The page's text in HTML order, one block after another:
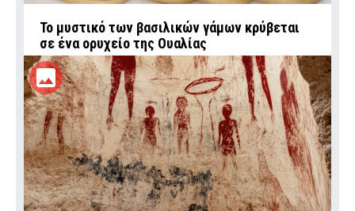
Το μυστικό των βασιλικών γάμων κρύβεται
σε ένα ορυχείο της Ουαλίας